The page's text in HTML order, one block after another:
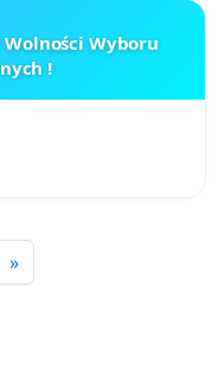
Wolności Wyboru
!
»